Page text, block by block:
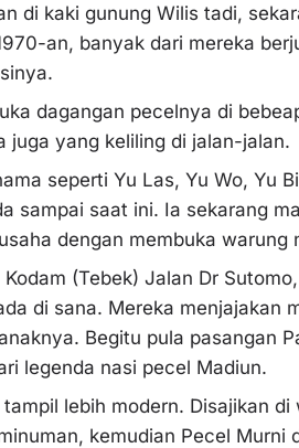
di kaki gunung Wilis tadi,
an, banyak dari mereka
dagangan pecelnya di
juga yang keliling di jalan-jalan.
seperti Yu Las, Yu Wo, Yu
sampai saat ini. Ia sekarang
dengan membuka warung
(Tebek) Jalan Dr
di sana. Mereka menjajakan
Begitu pula pasangan
legenda nasi pecel Madiun.
lebih modern. Disajikan
kemudian Pecel Murni